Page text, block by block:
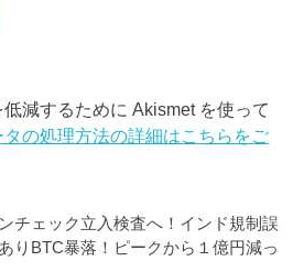
減するために Akismet を使って
タの処理方法の詳細はこちらをご
チェック立入検査へ！インド規制誤
りBTC暴落！ピークから１億円減っ